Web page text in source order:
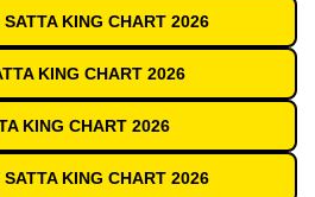
KING CHART 2026
KING CHART 2026
KING CHART 2026
SATTA KING CHART 2026